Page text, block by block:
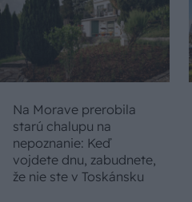
Na Morave prerobila
starú chalupu na
nepoznanie: Keď
vojdete dnu, zabudnete,
že nie ste v Toskánsku